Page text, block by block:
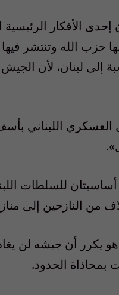
الأفكار
حزب الله وتنتشر فيها
إلى لبنان، لأن
اللبناني
أساسيتان للسلطات
من النازحين إلى
يكرر أن جيشه لن
بمحاذاة الحدود.